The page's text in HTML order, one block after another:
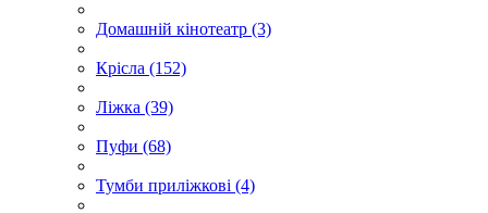
Домашній кінотеатр (3)
Крісла (152)
Ліжка (39)
Пуфи (68)
Тумби приліжкові (4)